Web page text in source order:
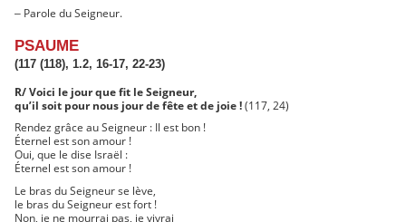
– Parole du Seigneur.
PSAUME
(117 (118), 1.2, 16-17, 22-23)
R/ Voici le jour que fit le Seigneur,
qu’il soit pour nous jour de fête et de joie !(117, 24)
Rendez grâce au Seigneur : Il est bon !
Éternel est son amour !
Oui, que le dise Israël :
Éternel est son amour !
Le bras du Seigneur se lève,
le bras du Seigneur est fort !
Non, je ne mourrai pas, je vivrai